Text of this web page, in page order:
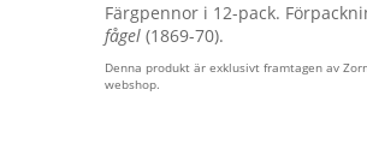
Färgpennor i 12-pack.
fågel (1869-70).
Denna produkt är exklusivt framtagen av
webshop.